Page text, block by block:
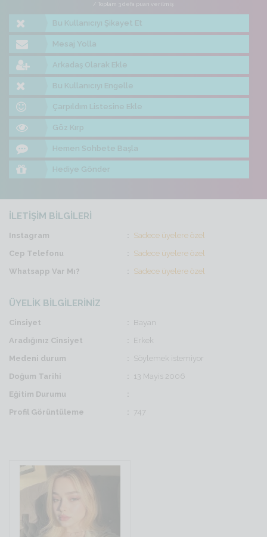
/ Toplam 3 defa puan verilmiş
Bu Kullanıcıyı Şikayet Et
Mesaj Yolla
Arkadaş Olarak Ekle
Bu Kullanıcıyı Engelle
Çarpıldım Listesine Ekle
Göz Kırp
Hemen Sohbete Başla
Hediye Gönder
İLETİŞİM BİLGİLERİ
Instagram
Sadece üyelere özel
Cep Telefonu
Sadece üyelere özel
Whatsapp Var Mı?
Sadece üyelere özel
ÜYELİK BİLGİLERİNİZ
Cinsiyet
Bayan
Aradığınız Cinsiyet
Erkek
Medeni durum
Söylemek istemiyor
Doğum Tarihi
13 Mayis 2006
Eğitim Durumu
Profil Görüntüleme
747